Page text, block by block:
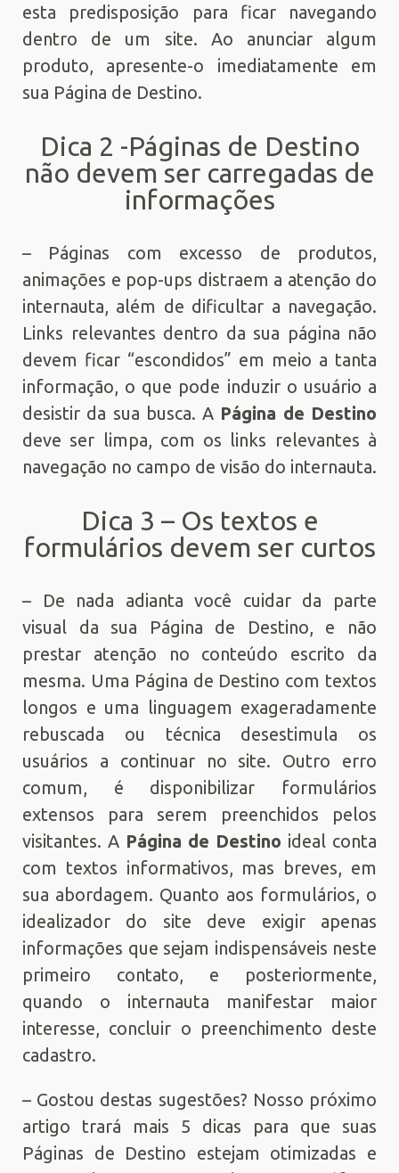
esta predisposição para ficar navegando
dentro de um site. Ao anunciar algum
produto, apresente-o imediatamente em
sua Página de Destino.
Dica 2 -Páginas de Destino
não devem ser carregadas de
informações
– Páginas com excesso de produtos,
animações e pop-ups distraem a atenção do
internauta, além de dificultar a navegação.
Links relevantes dentro da sua página não
devem ficar “escondidos” em meio a tanta
informação, o que pode induzir o usuário a
desistir da sua busca. A Página de Destino
deve ser limpa, com os links relevantes à
navegação no campo de visão do internauta.
Dica 3 – Os textos e
formulários devem ser curtos
– De nada adianta você cuidar da parte
visual da sua Página de Destino, e não
prestar atenção no conteúdo escrito da
mesma. Uma Página de Destino com textos
longos e uma linguagem exageradamente
rebuscada ou técnica desestimula os
usuários a continuar no site. Outro erro
comum, é disponibilizar formulários
extensos para serem preenchidos pelos
visitantes. A Página de Destino ideal conta
com textos informativos, mas breves, em
sua abordagem. Quanto aos formulários, o
idealizador do site deve exigir apenas
informações que sejam indispensáveis neste
primeiro contato, e posteriormente,
quando o internauta manifestar maior
interesse, concluir o preenchimento deste
cadastro.
– Gostou destas sugestões? Nosso próximo
artigo trará mais 5 dicas para que suas
Páginas de Destino estejam otimizadas e